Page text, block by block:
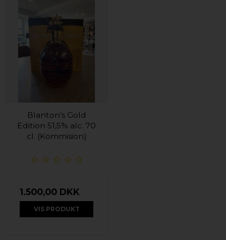
Blanton’s Gold
Edition 51,5% alc. 70
cl. (Kommision)
1.500,00 DKK
VIS PRODUKT